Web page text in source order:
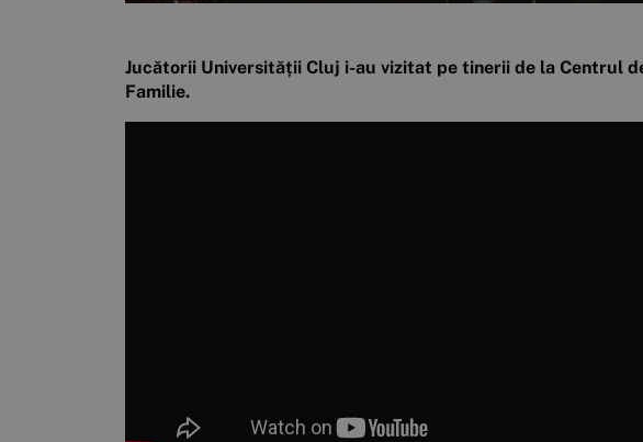
Jucătorii Universității Cluj i-au vizitat pe tinerii de la Centrul
Familie.